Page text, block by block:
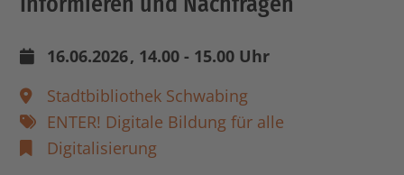
16.06.2026, 14.00 - 15.00 Uhr
Stadtbibliothek Schwabing
ENTER! Digitale Bildung für alle
Digitalisierung